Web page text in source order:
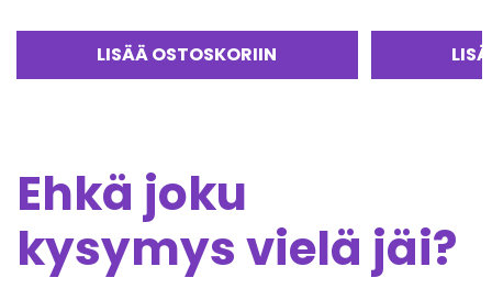
LISÄÄ OSTOSKORIIN
Ehkä joku
kysymys vielä jäi?